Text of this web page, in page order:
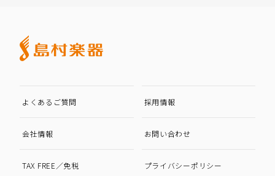
よくあるご質問 採用情報
会社情報 お問い合わせ
TAX FREE／免税 プライバシーポリシー